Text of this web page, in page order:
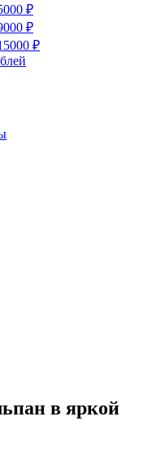
₽
₽
₽
в яркой